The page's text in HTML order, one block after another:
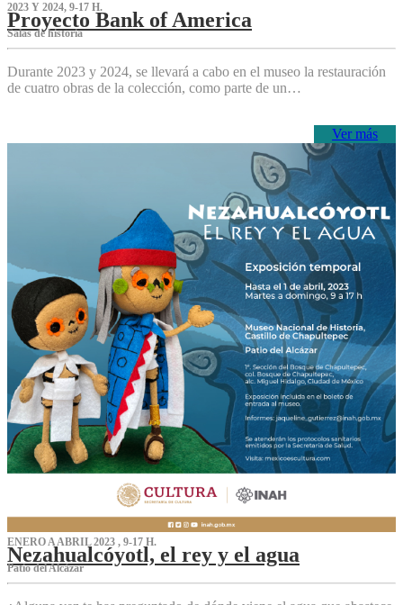
2023 Y 2024, 9-17 H.
Proyecto Bank of America
S‌alas de historia
Durante 2023 y 2024, se llevará a cabo en el museo la restauración
de cuatro obras de la colección, como parte de un…
Ver más
ENERO A ABRIL 2023 , 9-17 H.
Nezahualcóyotl, el rey y el agua
Patio del Alcázar